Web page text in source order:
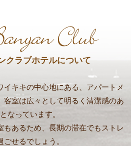
クラブホテルについて
イキキの中心地にある、アパートメ
客室は広々として明るく清潔感のあ
なっています。
もあるため、長期の滞在でもストレ
ごせるでしょう。